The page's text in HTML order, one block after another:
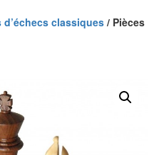
d’échecs classiques / Pièces